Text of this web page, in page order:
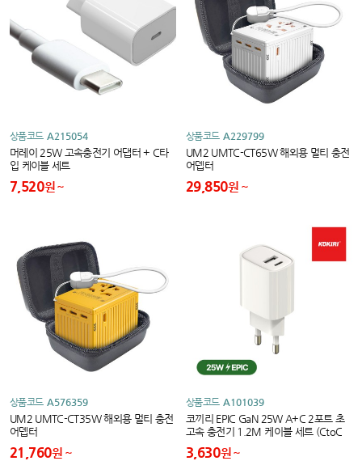
상품코드 A215054
머레이 25W 고속충전기 어댑터 + C타
입 케이블 세트
7,520원
상품코드 A229799
UM2 UMTC-CT65W 해외용 멀티 충전
어뎁터
29,850원
상품코드 A576359
UM2 UMTC-CT35W 해외용 멀티 충전
어뎁터
21,760원
상품코드 A101039
코끼리 EPIC GaN 25W A+C 2포트 초
고속 충전기 1.2M 케이블 세트 (CtoC
케이블포함)***26.07.15 공급가인상
3,630원